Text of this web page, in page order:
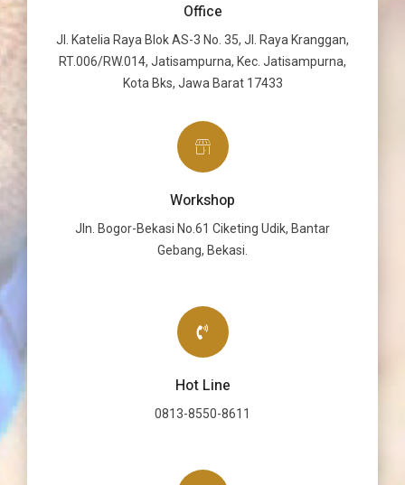
Office
Jl. Katelia Raya Blok AS-3 No. 35, Jl. Raya Kranggan,
RT.006/RW.014, Jatisampurna, Kec. Jatisampurna,
Kota Bks, Jawa Barat 17433
Workshop
Jln. Bogor-Bekasi No.61 Ciketing Udik, Bantar
Gebang, Bekasi.
Hot Line
0813-8550-8611